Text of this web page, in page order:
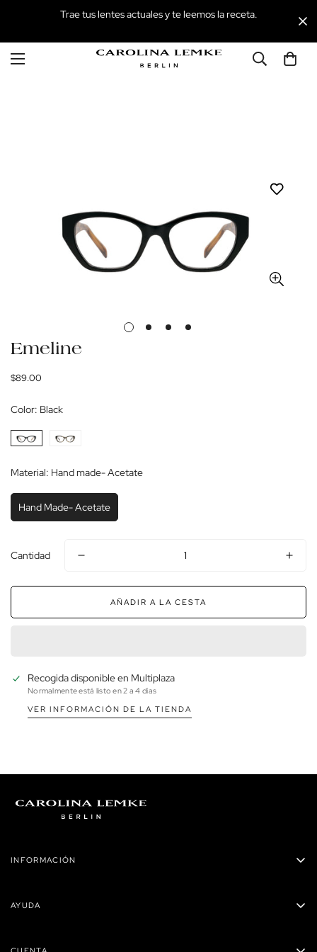
Trae tus lentes actuales y te leemos la receta.
Emeline
Precio
$89.00
Color: Black
Material: Hand made- Acetate
Hand Made- Acetate
Cantidad
AÑADIR A LA CESTA
Recogida disponible en Multiplaza
Normalmente está listo en 2 a 4 días
VER INFORMACIÓN DE LA TIENDA
INFORMACIÓN
AYUDA